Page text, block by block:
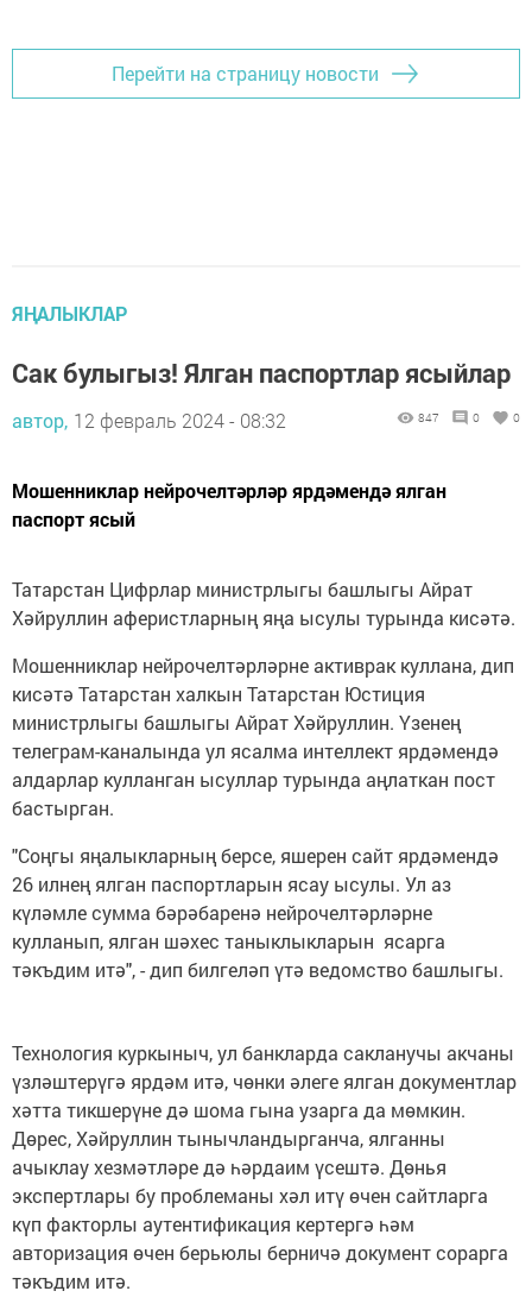
Перейти на страницу новости
ЯҢАЛЫКЛАР
Сак булыгыз! Ялган паспортлар ясыйлар
автор, 12 февраль 2024 - 08:32 847 0 0
Мошенниклар нейрочелтәрләр ярдәмендә ялган
паспорт ясый
Татарстан Цифрлар министрлыгы башлыгы Айрат
Хәйруллин аферистларның яңа ысулы турында кисәтә.
Мошенниклар нейрочелтәрләрне активрак куллана, дип
кисәтә Татарстан халкын Татарстан Юстиция
министрлыгы башлыгы Айрат Хәйруллин. Үзенең
телеграм-каналында ул ясалма интеллект ярдәмендә
алдарлар кулланган ысуллар турында аңлаткан пост
бастырган.
"Соңгы яңалыкларның берсе, яшерен сайт ярдәмендә
26 илнең ялган паспортларын ясау ысулы. Ул аз
күләмле сумма бәрәбаренә нейрочелтәрләрне
кулланып, ялган шәхес таныклыкларын ясарга
тәкъдим итә", - дип билгеләп үтә ведомство башлыгы.
Технология куркыныч, ул банкларда сакланучы акчаны
үзләштерүгә ярдәм итә, чөнки әлеге ялган документлар
хәтта тикшерүне дә шома гына узарга да мөмкин.
Дөрес, Хәйруллин тынычландырганча, ялганны
ачыклау хезмәтләре дә һәрдаим үсештә. Дөнья
экспертлары бу проблеманы хәл итү өчен сайтларга
күп факторлы аутентификация кертергә һәм
авторизация өчен берьюлы берничә документ сорарга
тәкъдим итә.